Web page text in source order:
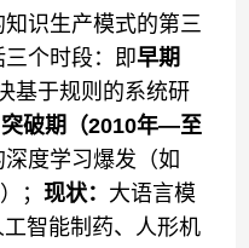
识生产模式的第三
个时段：即早期
基于规则的系统研
突破期（2010年—至
度学习爆发（如
；现状： 大语言模
智能制药、人形机